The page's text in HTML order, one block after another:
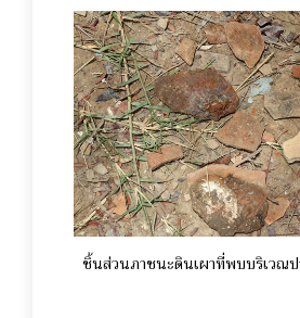
ชิ้นส่วนภาชนะดินเผาที่พบบริเวณ